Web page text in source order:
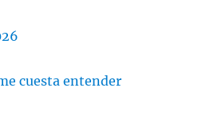
cuesta entender